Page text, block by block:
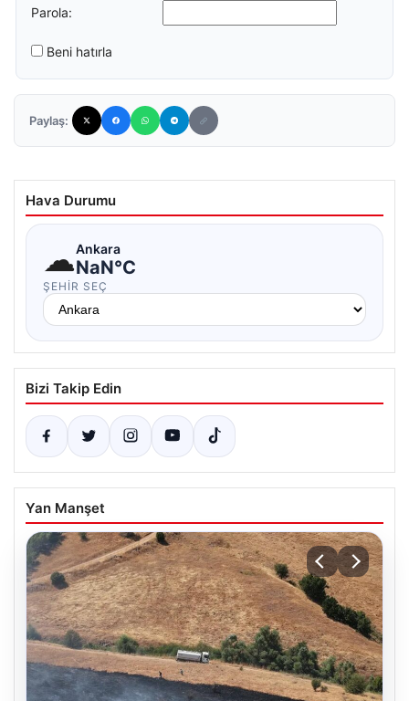
Parola:
Beni hatırla
Paylaş:
Hava Durumu
☁Ankara
NaN°C
ŞEHIR SEÇ
Bizi Takip Edin
Yan Manşet